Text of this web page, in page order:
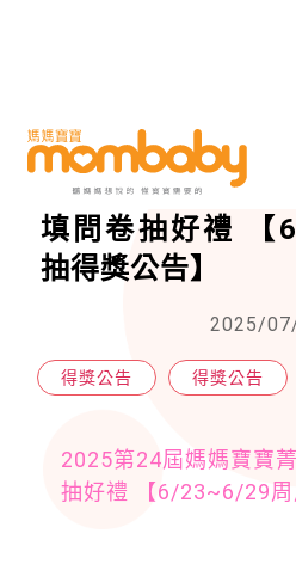
HOME 會員 得獎公告
2025第24屆媽媽
填問卷抽好禮 【
抽得獎公告】
2025/
得獎公告 得獎公告
2025第24屆媽媽寶寶
抽好禮 【6/23~6/29周